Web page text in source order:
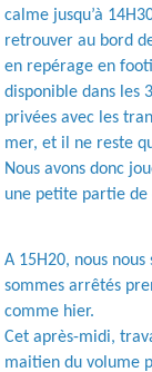
calme jusqu’à
retrouver au bord
en repérage en
disponible dans les
privées avec les
mer, et il ne reste
Nous avons donc
une petite partie de
A 15H20, nous
sommes arrêtés
comme hier.
Cet après-midi,
maitien du volume